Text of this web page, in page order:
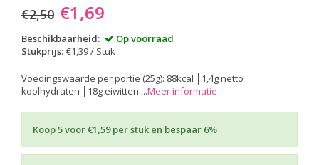
€2,50 €1,69
Beschikbaarheid:
Op voorraad
Stukprijs: €1,39 / Stuk
Voedingswaarde per portie (25g): 88kcal │1,4g netto
koolhydraten │18g eiwitten ...Meer informatie
Koop 5 voor €1,59 per stuk en bespaar 6%